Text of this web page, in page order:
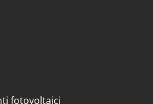
fotovoltaici